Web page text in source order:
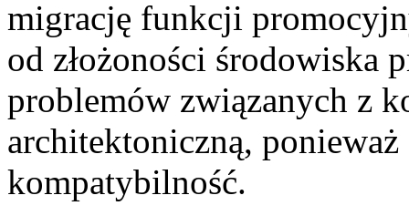
migrację funkcji
od złożoności środowiska
problemów związanych z
architektoniczną,
kompatybilność.